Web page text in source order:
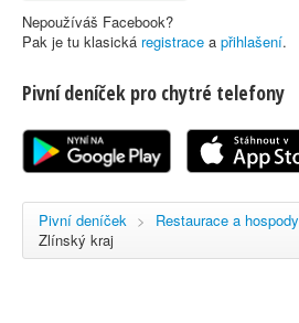
Nápověda
Registrace
Nepoužíváš Facebook?
Pak je tu klasická registrace a přihlašení.
Pivní deníček pro chytré telefony
Pivní deníček > Restaurace a hospody
Zlínský kraj